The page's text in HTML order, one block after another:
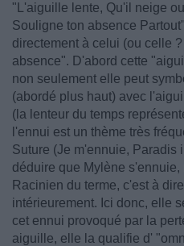
"L'aiguille lente, Qu'il neige
Souligne ton absence
directement à celui (ou celle
absence". D'abord cette
non seulement elle peut
(abordé plus haut) avec
(la lenteur du temps
l'ennui est un thème très
Suture (Je m'ennuie, Paradis
déduire que Mylène s'ennuie,
Racinien du terme, c'est à
intérieurement. Ici donc, elle
cet ennui provoqué par la
aiguille, elle la qualifie d'